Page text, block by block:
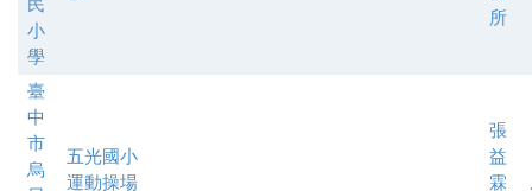
小
學
所
臺
中
市
烏
五光國小
運動操場
張
益
霖